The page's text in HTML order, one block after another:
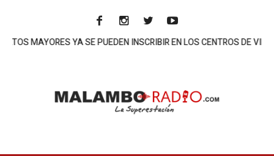
MAYORES YA SE PUEDEN INSCRIBIR EN LOS CENTROS DE VIDA